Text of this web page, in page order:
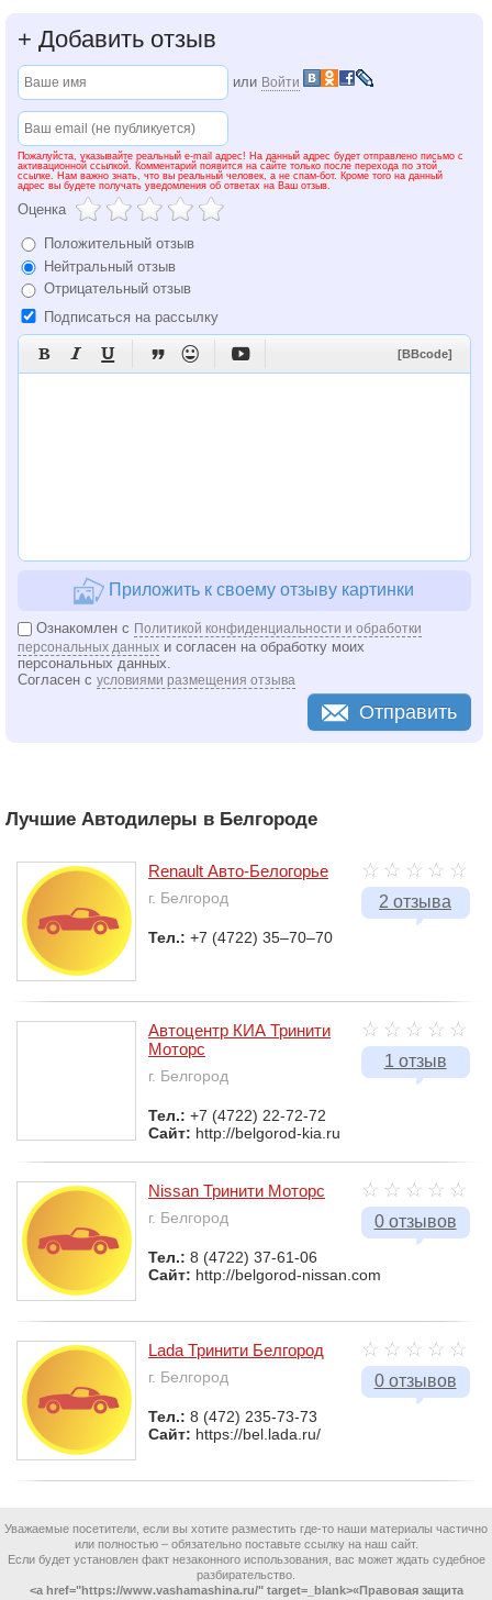
+ Добавить отзыв
или Войти
Пожалуйста, указывайте реальный e-mail адрес! На данный адрес будет отправлено письмо с
активационной ссылкой. Комментарий появится на сайте только после перехода по этой
ссылке. Нам важно знать, что вы реальный человек, а не спам-бот. Кроме того на данный
адрес вы будете получать уведомления об ответах на Ваш отзыв.
Оценка
Положительный отзыв
Нейтральный отзыв
Отрицательный отзыв
Подписаться на рассылку
      [BBcode]
Приложить к своему отзыву картинки
Ознакомлен с Политикой конфиденциальности и обработки
персональных данных и согласен на обработку моих
персональных данных.
Согласен с условиями размещения отзыва
Отправить
Лучшие Автодилеры в Белгороде
2 отзыва
Renault Авто-Белогорье
г. Белгород
Тел.: +7 (4722) 35‒70‒70
1 отзыв
Автоцентр КИА Тринити
Моторс
г. Белгород
Тел.: +7 (4722) 22-72-72
Сайт: http://belgorod-kia.ru
0 отзывов
Nissan Тринити Моторс
г. Белгород
Тел.: 8 (4722) 37-61-06
Сайт: http://belgorod-nissan.com
0 отзывов
Lada Тринити Белгород
г. Белгород
Тел.: 8 (472) 235-73-73
Сайт: https://bel.lada.ru/
Уважаемые посетители, если вы хотите разместить где-то наши материалы частично
или полностью – обязательно поставьте ссылку на наш сайт.
Если будет установлен факт незаконного использования, вас может ждать судебное
разбирательство.
<a href="https://www.vashamashina.ru/" target=_blank>«Правовая защита